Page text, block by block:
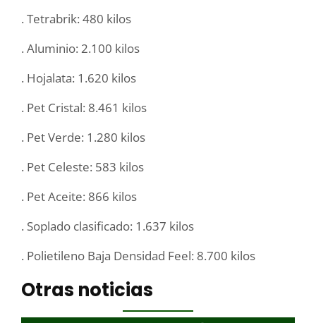
. Tetrabrik: 480 kilos
. Aluminio: 2.100 kilos
. Hojalata: 1.620 kilos
. Pet Cristal: 8.461 kilos
. Pet Verde: 1.280 kilos
. Pet Celeste: 583 kilos
. Pet Aceite: 866 kilos
. Soplado clasificado: 1.637 kilos
. Polietileno Baja Densidad Feel: 8.700 kilos
Otras noticias